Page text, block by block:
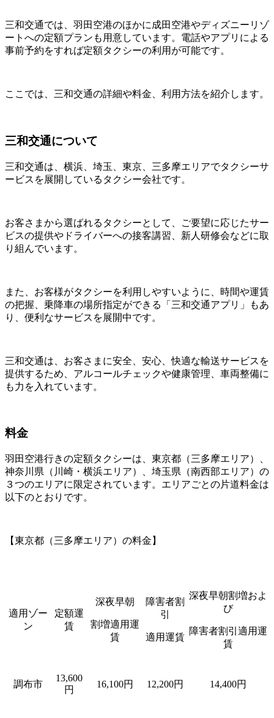
三和交通では、羽田空港のほかに成田空港やディズニーリゾ
ートへの定額プランも用意しています。電話やアプリによる
事前予約をすれば定額タクシーの利用が可能です。
ここでは、三和交通の詳細や料金、利用方法を紹介します。
三和交通について
三和交通は、横浜、埼玉、東京、三多摩エリアでタクシーサ
ービスを展開しているタクシー会社です。
お客さまから選ばれるタクシーとして、ご要望に応じたサー
ビスの提供やドライバーへの接客講習、新人研修会などに取
り組んでいます。
また、お客様がタクシーを利用しやすいように、時間や運賃
の把握、乗降車の場所指定ができる「三和交通アプリ」もあ
り、便利なサービスを展開中です。
三和交通は、お客さまに安全、安心、快適な輸送サービスを
提供するため、アルコールチェックや健康管理、車両整備に
も力を入れています。
料金
羽田空港行きの定額タクシーは、東京都（三多摩エリア）、
神奈川県（川崎・横浜エリア）、埼玉県（南西部エリア）の
３つのエリアに限定されています。エリアごとの片道料金は
以下のとおりです。
【東京都（三多摩エリア）の料金】
適用ゾー
ン
定額運
賃
深夜早朝
割増適用運
賃
障害者割
引
適用運賃
深夜早朝割増およ
び
障害者割引適用運
賃
調布市
13,600
円
16,100円 12,200円 14,400円